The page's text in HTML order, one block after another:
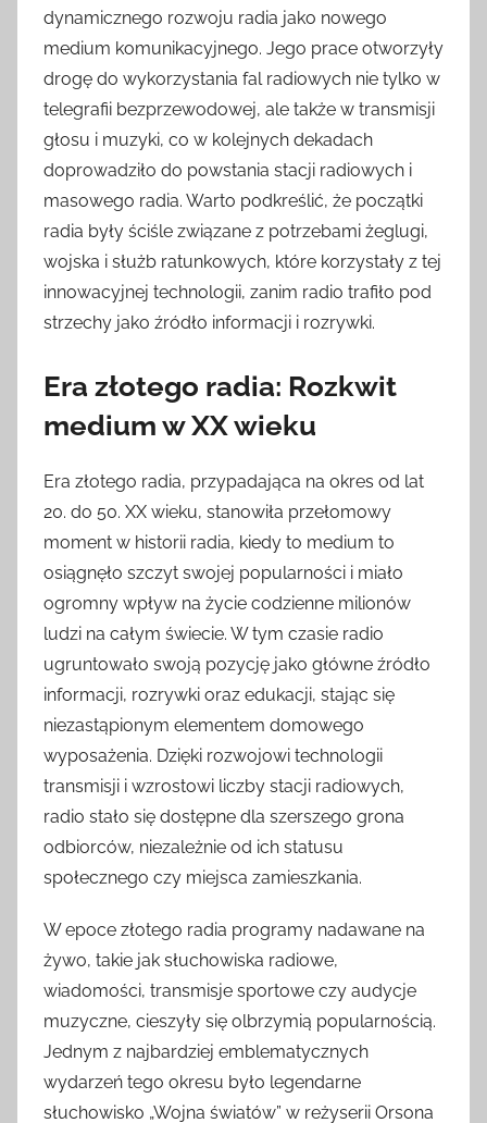
dynamicznego rozwoju radia jako nowego
medium komunikacyjnego. Jego prace otworzyły
drogę do wykorzystania fal radiowych nie tylko w
telegrafii bezprzewodowej, ale także w transmisji
głosu i muzyki, co w kolejnych dekadach
doprowadziło do powstania stacji radiowych i
masowego radia. Warto podkreślić, że początki
radia były ściśle związane z potrzebami żeglugi,
wojska i służb ratunkowych, które korzystały z tej
innowacyjnej technologii, zanim radio trafiło pod
strzechy jako źródło informacji i rozrywki.
Era złotego radia: Rozkwit
medium w XX wieku
Era złotego radia, przypadająca na okres od lat
20. do 50. XX wieku, stanowiła przełomowy
moment w historii radia, kiedy to medium to
osiągnęło szczyt swojej popularności i miało
ogromny wpływ na życie codzienne milionów
ludzi na całym świecie. W tym czasie radio
ugruntowało swoją pozycję jako główne źródło
informacji, rozrywki oraz edukacji, stając się
niezastąpionym elementem domowego
wyposażenia. Dzięki rozwojowi technologii
transmisji i wzrostowi liczby stacji radiowych,
radio stało się dostępne dla szerszego grona
odbiorców, niezależnie od ich statusu
społecznego czy miejsca zamieszkania.
W epoce złotego radia programy nadawane na
żywo, takie jak słuchowiska radiowe,
wiadomości, transmisje sportowe czy audycje
muzyczne, cieszyły się olbrzymią popularnością.
Jednym z najbardziej emblematycznych
wydarzeń tego okresu było legendarne
słuchowisko „Wojna światów” w reżyserii Orsona